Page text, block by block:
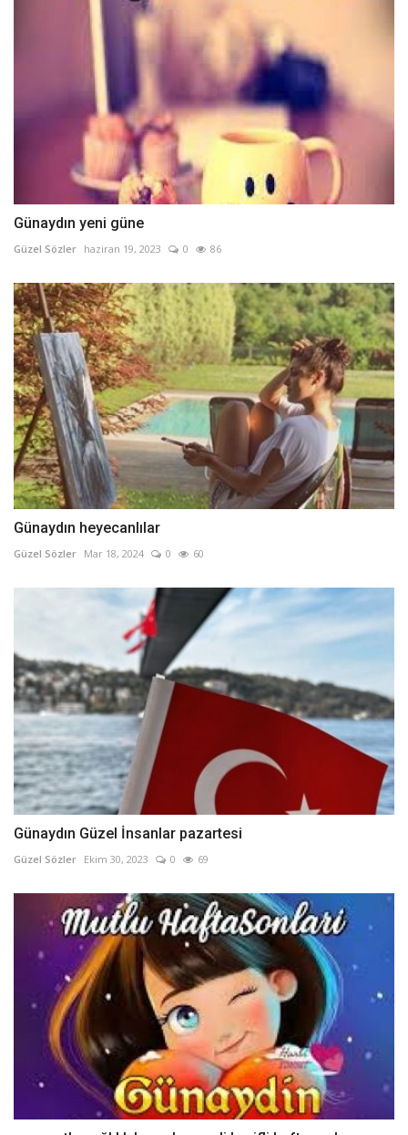
Günaydın yeni güne
Güzel Sözler haziran 19, 2023 0 86
Günaydın heyecanlılar
Güzel Sözler Mar 18, 2024 0 60
Günaydın Güzel İnsanlar pazartesi
Güzel Sözler Ekim 30, 2023 0 69